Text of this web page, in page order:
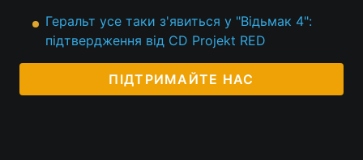
Геральт усе таки з'явиться у "Відьмак 4":
підтвердження від CD Projekt RED
ПІДТРИМАЙТЕ НАС